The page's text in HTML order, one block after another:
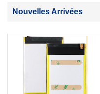
Nouvelles Arrivées